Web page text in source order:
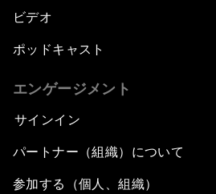
ビデオ
ポッドキャスト
エンゲージメント
サインイン
パートナー（組織）について
参加する（個人、組織）